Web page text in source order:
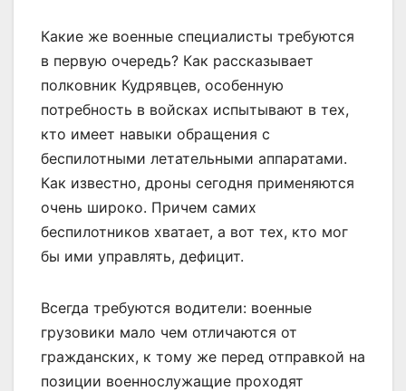
Какие же военные специалисты требуются
в первую очередь? Как рассказывает
полковник Кудрявцев, особенную
потребность в войсках испытывают в тех,
кто имеет навыки обращения с
беспилотными летательными аппаратами.
Как известно, дроны сегодня применяются
очень широко. Причем самих
беспилотников хватает, а вот тех, кто мог
бы ими управлять, дефицит.
Всегда требуются водители: военные
грузовики мало чем отличаются от
гражданских, к тому же перед отправкой на
позиции военнослужащие проходят